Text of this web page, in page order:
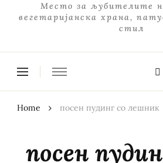
Место за љубителите
вегетаријанска храна,
стил
Home посен пудинг со лешник
посен